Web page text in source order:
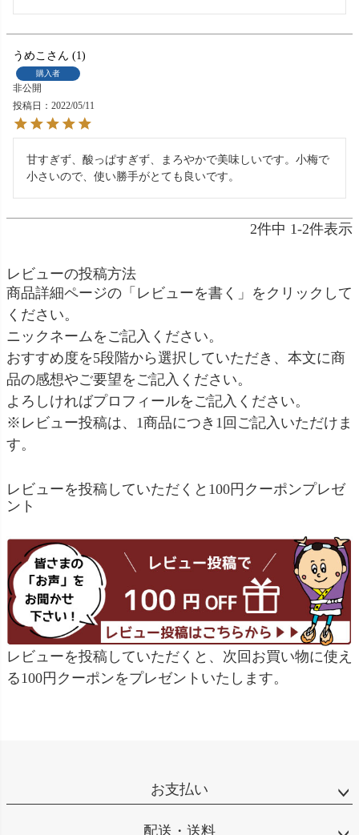
うめこ 1
購入者
非公開
投稿日
2022/05/11
甘すぎず、酸っぱすぎず、まろやかで美味しいです。小梅で
小さいので、使い勝手がとても良いです。
2件中 1-2件表示
レビューの投稿方法
商品詳細ページの「レビューを書く」をクリックして
ください。
ニックネームをご記入ください。
おすすめ度を5段階から選択していただき、本文に商
品の感想やご要望をご記入ください。
よろしければプロフィールをご記入ください。
※レビュー投稿は、1商品につき1回ご記入いただけま
す。
レビューを投稿していただくと100円クーポンプレゼ
ント
レビューを投稿していただくと、次回お買い物に使え
る100円クーポンをプレゼントいたします。
お支払い
配送・送料